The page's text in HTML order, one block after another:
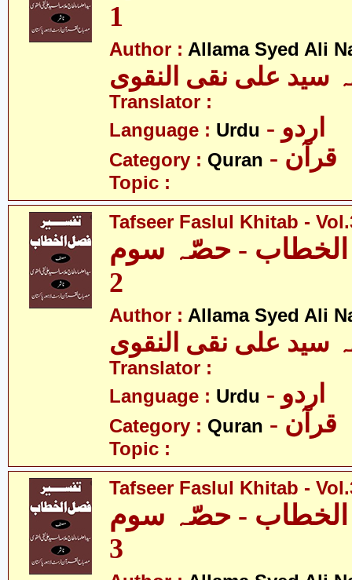
1
Author : Allama Syed Ali
سید علی نقی النقوی
Translator :
Language : Urdu - اردو
Category : Quran - قرآن
Topic :
Tafseer Faslul Khitab -
- حصّہ سوم
2
Author : Allama Syed Ali
سید علی نقی النقوی
Translator :
Language : Urdu - اردو
Category : Quran - قرآن
Topic :
Tafseer Faslul Khitab -
- حصّہ سوم
3